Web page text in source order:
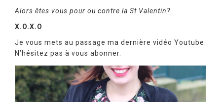
Alors êtes vous pour ou contre la St Valentin?
X.O.X.O
Je vous mets au passage ma dernière vidéo Youtube.
N’hésitez pas à vous abonner.